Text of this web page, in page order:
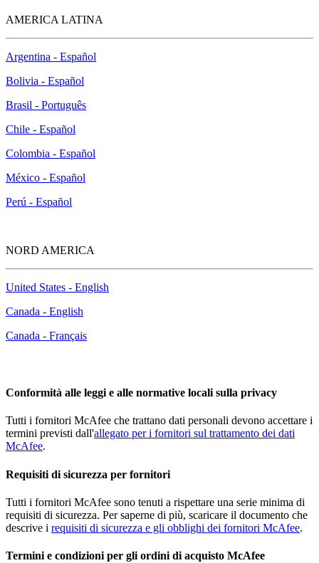
AMERICA LATINA
Argentina - Español
Bolivia - Español
Brasil - Português
Chile - Español
Colombia - Español
México - Español
Perú - Español
NORD AMERICA
United States - English
Canada - English
Canada - Français
Conformità alle leggi e alle normative locali sulla privacy
Tutti i fornitori McAfee che trattano dati personali devono accettare i
termini previsti dall'allegato per i fornitori sul trattamento dei dati
McAfee.
Requisiti di sicurezza per fornitori
Tutti i fornitori McAfee sono tenuti a rispettare una serie minima di
requisiti di sicurezza. Per saperne di più, scaricare il documento che
descrive i requisiti di sicurezza e gli obblighi dei fornitori McAfee.
Termini e condizioni per gli ordini di acquisto McAfee